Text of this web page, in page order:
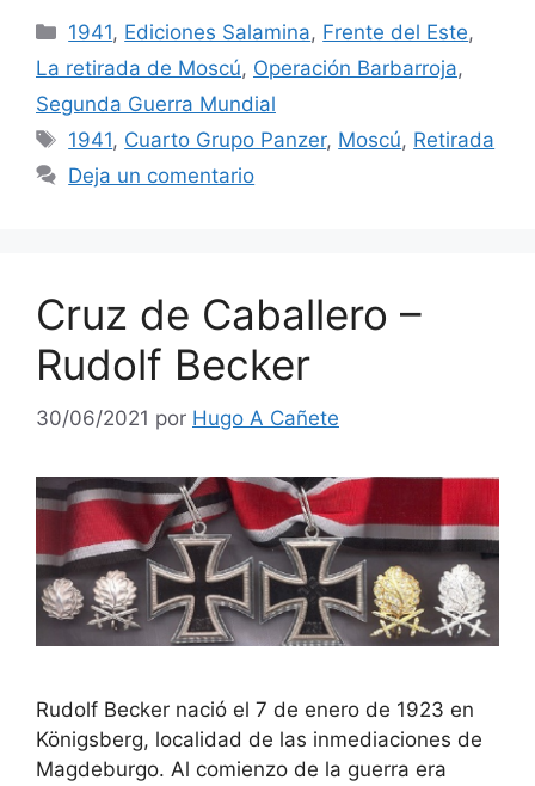
Categorías
1941, Ediciones Salamina, Frente del Este,
La retirada de Moscú, Operación Barbarroja,
Segunda Guerra Mundial
Etiquetas
1941, Cuarto Grupo Panzer, Moscú, Retirada
Deja un comentario
Cruz de Caballero –
Rudolf Becker
30/06/2021 por Hugo A Cañete
Rudolf Becker nació el 7 de enero de 1923 en
Königsberg, localidad de las inmediaciones de
Magdeburgo. Al comienzo de la guerra era